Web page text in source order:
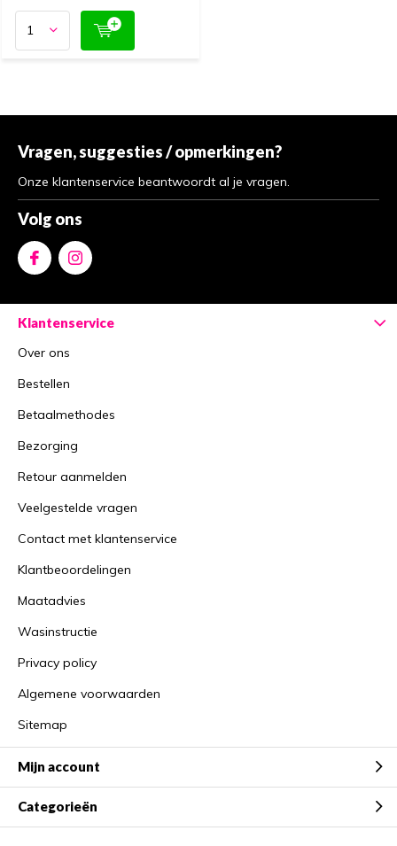
Vragen, suggesties / opmerkingen?
Onze klantenservice beantwoordt al je vragen.
Volg ons
Klantenservice
Over ons
Bestellen
Betaalmethodes
Bezorging
Retour aanmelden
Veelgestelde vragen
Contact met klantenservice
Klantbeoordelingen
Maatadvies
Wasinstructie
Privacy policy
Algemene voorwaarden
Sitemap
Mijn account
Categorieën